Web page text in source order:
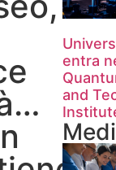
entra
and